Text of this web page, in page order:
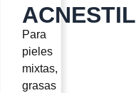
ACNESTIL
Para
pieles
mixtas,
grasas